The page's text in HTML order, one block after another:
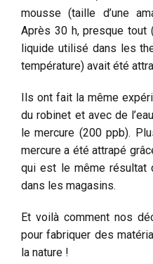
mousse (taille d’une
Après 30 h, presque tout
liquide utilisé dans les
température) avait été
Ils ont fait la même
du robinet et avec de
le mercure (200 ppb).
mercure a été attrapé
qui est le même résultat
dans les magasins.
Et voilà comment nos
pour fabriquer des
la nature !